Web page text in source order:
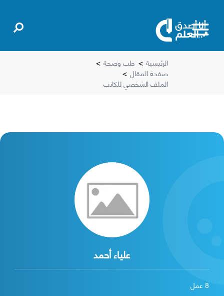
الرئيسية > طب وصحة >
صفحة المقال >
الملف الشخصي للكاتب
علياء أحمد
8عمل